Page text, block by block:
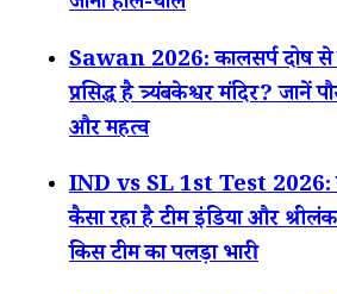
Sawan 2026: कालसर्प दोष से
प्रसिद्ध है त्र्यंबकेश्वर मंदिर? जानें
और महत्व
IND vs SL 1st Test 2026:
कैसा रहा है टीम इंडिया और
किस टीम का पलड़ा भारी